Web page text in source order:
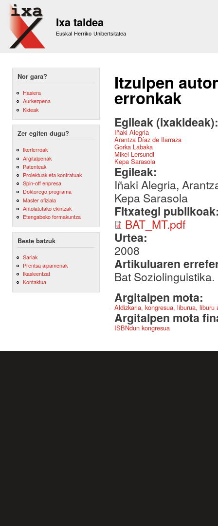
Ixa taldea
Euskal Herriko Unibertsitatea
Nor gara?
Hasiera
Aurkezpena
Kideak
Zer egiten dugu?
Ikerlerroak
Argitalpenak
Patenteak
Proiektuak eta kontratuak
Spin-off enpresa
Doktorego programa
Master ofiziala
Antolatutako ekintzak
Etengabeko formakuntza
Beste batzuk
Sariak
Prentsa aipamenak
Ikasleentzat
Kontaktua
Itzulpen
erronkak
Egileak
Iñaki Alegria
Arantza Díaz de Ilarraza
Gorka Labaka
Mikel Lersundi
Kepa Sarasola
Egileak:
Iñaki Alegria,
Kepa Sarasola
Fitxategi
BAT_MT.pdf
Urtea:
2008
Artikuluaren
Bat
Argitalpen mota:
Aldizkaria, kongresua, liburua,
Argitalpen mota
ISBNdun kongresua